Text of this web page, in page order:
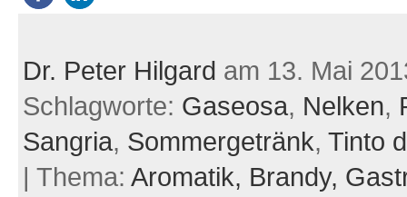
Dr. Peter Hilgard am 13. Mai
Schlagworte: Gaseosa, Nelken,
Sangria, Sommergetränk, Tinto
| Thema: Aromatik, Brandy,